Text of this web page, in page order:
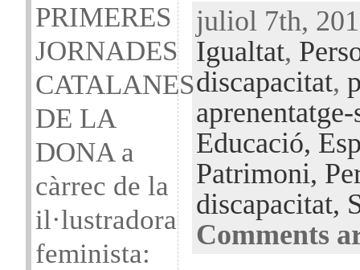
PRIMERES
JORNADES
CATALANES
DE LA
DONA a
càrrec de la
il·lustradora
feminista:
juliol 7th,
Igualtat,
discapacitat,
Educació,
Patrimoni,
discapacitat,
Comments